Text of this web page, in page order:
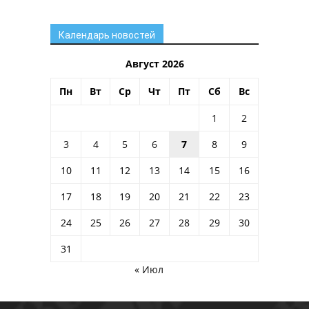
Календарь новостей
Август 2026
Пн Вт Ср Чт Пт Сб Вс
1
2
3
4 5 6 7 8
9
10
11 12 13 14 15
16
17
18 19 20 21 22
23
24
25 26 27 28 29
30
31
« Июл